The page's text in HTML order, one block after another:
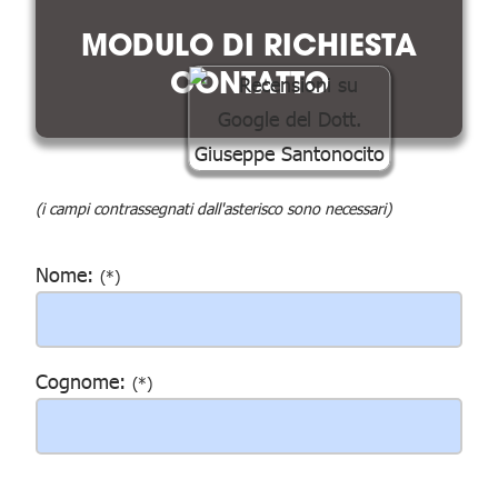
MODULO DI RICHIESTA
CONTATTO
(i campi contrassegnati dall'asterisco sono necessari)
Nome: (*)
Cognome: (*)